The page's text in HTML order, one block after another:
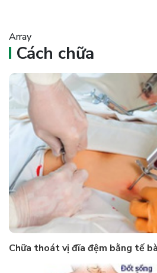
Array
Cách chữa
Chữa thoát vị đĩa đệm bằng tế